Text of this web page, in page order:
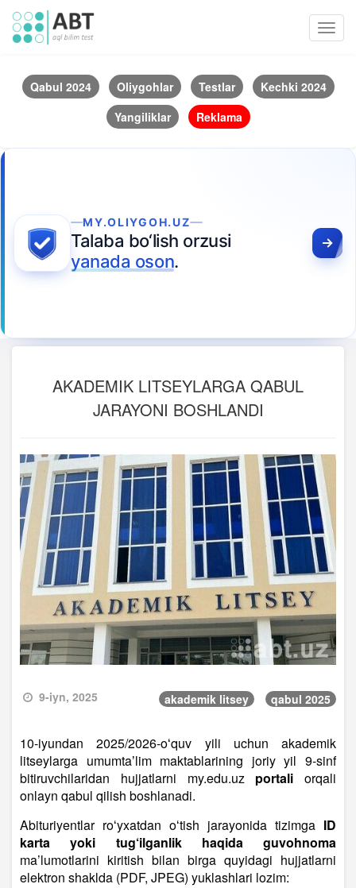
Qabul 2024 Oliygohlar Testlar
Kechki 2024
Yangiliklar
Reklama
MY.OLIYGOH.UZ
Talaba bo‘lish orzusi
yanada oson.
AKADEMIK LITSEYLARGA QABUL
JARAYONI BOSHLANDI
9-iyn, 2025 akademik litsey qabul 2025
10-iyundan 2025/2026-oʻquv yili uchun akademik
litseylarga umumtaʼlim maktablarining joriy yil 9-sinf
bitiruvchilaridan hujjatlarni my.edu.uz portali orqali
onlayn qabul qilish boshlanadi.
Abituriyentlar roʻyxatdan oʻtish jarayonida tizimga ID
karta yoki tug‘ilganlik haqida guvohnoma
ma’lumotlarini kiritish bilan birga quyidagi hujjatlarni
elektron shaklda (PDF, JPEG) yuklashlari lozim: